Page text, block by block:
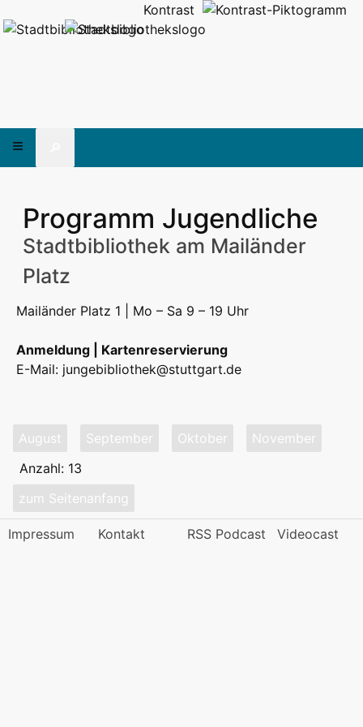
Kontrast
Programm Jugendliche
Stadtbibliothek am Mailänder
Platz
Mailänder Platz 1 | Mo – Sa 9 – 19 Uhr
Anmeldung | Kartenreservierung
E-Mail: jungebibliothek@stuttgart.de
August September Oktober
November
Anzahl: 13
zum Seitenanfang
Impressum Kontakt RSS Podcast Videocast